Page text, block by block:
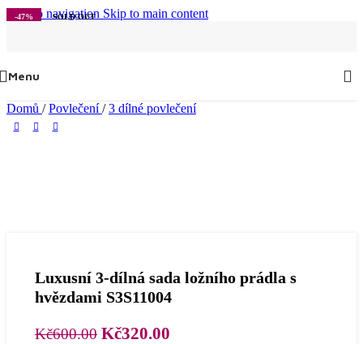
Skip to navigation Skip to main content
Menu
Domů / Povlečení/ 3 dílné povlečení
-47% SOLD OUT
Luxusní 3-dílná sada ložního prádla s
hvězdami S3S11004
Kč600.00 Původní
Kč320.00